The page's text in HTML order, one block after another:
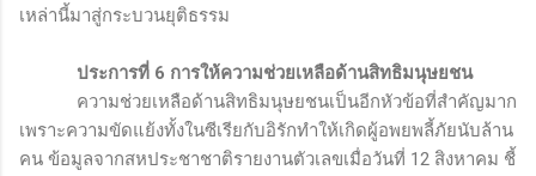
เหล่านี้มาสู่กระบวนยุติธรรม
ประการที่ 6 การให้ความช่วยเหลือด้านสิทธิมนุษยชน
ความช่วยเหลือด้านสิทธิมนุษยชนเป็นอีกหัวข้อที่สำคัญมาก
เพราะความขัดแย้งทั้งในซีเรียกับอิรักทำให้เกิดผู้อพยพลี้ภัยนับล้าน
คน ข้อมูลจากสหประชาชาติรายงานตัวเลขเมื่อวันที่ 12 สิงหาคม ชี้